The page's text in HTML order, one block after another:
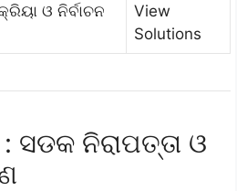
ଓ ନିର୍ବାଚନ
View
Solutions
ସଡକ ନିରାପତ୍ତା ଓ